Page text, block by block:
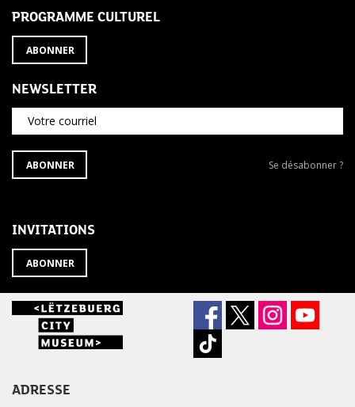
PROGRAMME CULTUREL
ABONNER
NEWSLETTER
Votre courriel
S'ABONNER
À
ABONNER
Se
Se désabonner ?
INVITATIONS
ABONNER
ADRESSE